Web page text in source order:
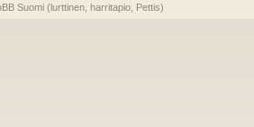
Suomi (lurttinen, harritapio, Pettis)